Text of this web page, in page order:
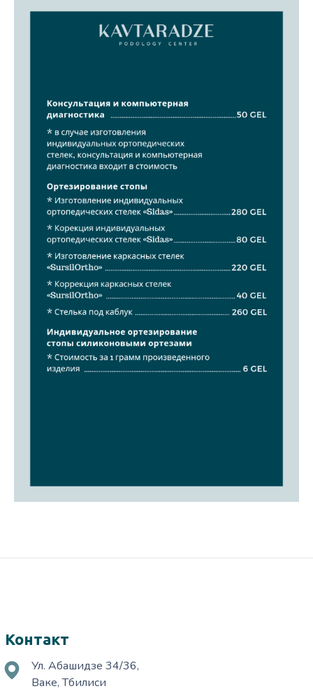
Контакт
Ул. Абашидзе 34/36,
Ваке, Тбилиси